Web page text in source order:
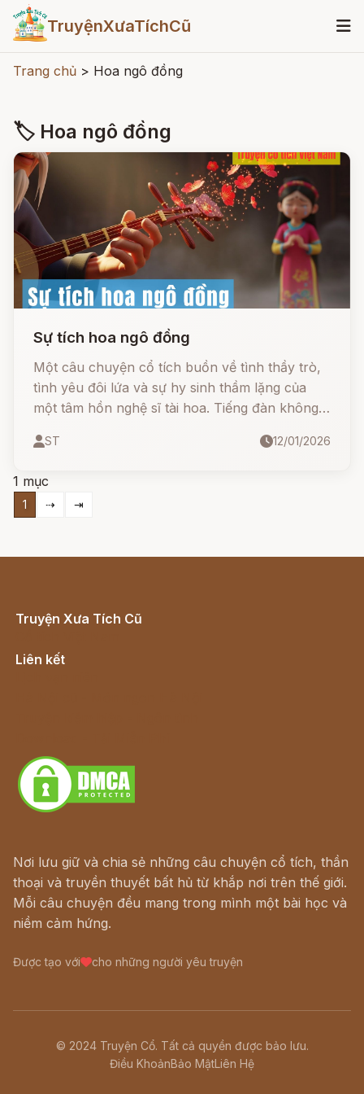
TruyệnXưaTíchCũ
Trang chủ > Hoa ngô đồng
🏷 Hoa ngô đồng
Sự tích hoa ngô đồng
Một câu chuyện cổ tích buồn về tình thầy trò,
tình yêu đôi lứa và sự hy sinh thầm lặng của
một tâm hồn nghệ sĩ tài hoa. Tiếng đàn không
người thầy dành cho những học trò ưu tú và
ST 12/01/2026
1 mục
1 ⇢ ⇥
Truyện Xưa Tích Cũ
Liên kết
Nơi lưu giữ và chia sẻ những câu chuyện cổ tích, thần
thoại và truyền thuyết bất hủ từ khắp nơi trên thế giới.
Mỗi câu chuyện đều mang trong mình một bài học và
niềm cảm hứng.
Được tạo với cho những người yêu truyện
© 2024 Truyện Cổ. Tất cả quyền được bảo lưu.
Điều KhoảnBảo MậtLiên Hệ